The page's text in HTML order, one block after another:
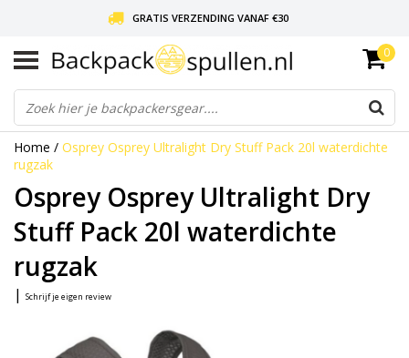
GRATIS VERZENDING VANAF €30
LIEFDE VOOR BACKPACKEN!
30 DAGEN GRATIS RETOUR
0
Home / Osprey Osprey Ultralight Dry Stuff Pack 20l waterdichte
rugzak
Osprey Osprey Ultralight Dry
Stuff Pack 20l waterdichte
rugzak
| Schrijf je eigen review